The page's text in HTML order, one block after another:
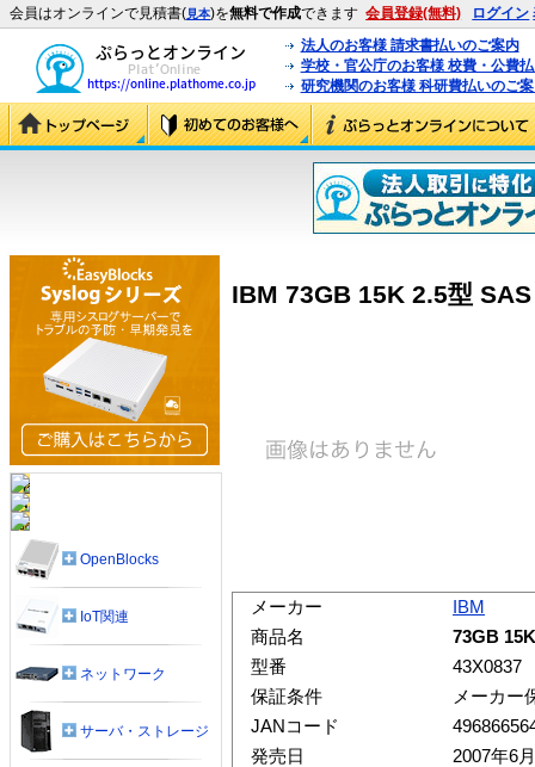
会員はオンラインで見積書(見本)を無料で作成できます 会員登録(無料) ログイン
法人のお客様 請求書払いのご案内
学校・官公庁のお客様 校費・公費
研究機関のお客様 科研費払いのご
IBM 73GB 15K 2.5型
メーカー
IBM
商品名
73GB
型番
43X0837
保証条件
メーカー
JANコード
発売日
2007年6
OpenBlocks
IoT関連
ネットワーク
サーバ・ストレージ